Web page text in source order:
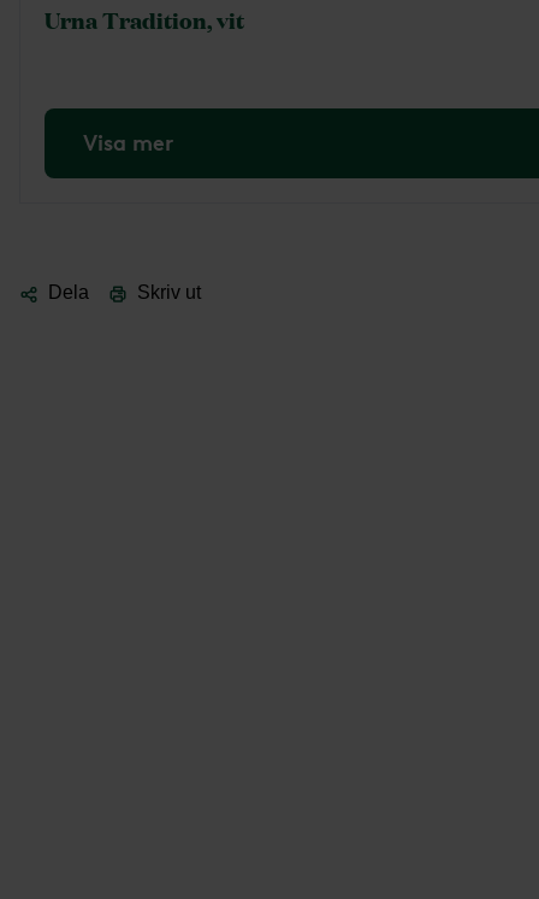
Urna Tradition, vit
Visa mer
Dela Skriv ut